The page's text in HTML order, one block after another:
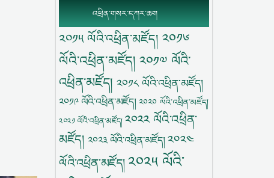
འཕྲིན་གསར་དཀར་ཆག
༢༠༡༥ ལོའི་འཕྲིན་མཛོད། ༢༠༡༦
ལོའི་འཕྲིན་མཛོད། ༢༠༡༧ ལོའི་
འཕྲིན་མཛོད། ༢༠༡༨ ལོའི་འཕྲིན་མཛོད།
༢༠༡༩ ལོའི་འཕྲིན་མཛོད། ༢༠༢༠ ལོའི་འཕྲིན་མཛོད།
༢༠༢༡ ལོའི་འཕྲིན་མཛོད། ༢༠༢༢ ལོའི་འཕྲིན་
མཛོད། ༢༠༢༣ ལོའི་འཕྲིན་མཛོད། ༢༠༢༤
ལོའི་འཕྲིན་མཛོད། ༢༠༢༥ ལོའི་